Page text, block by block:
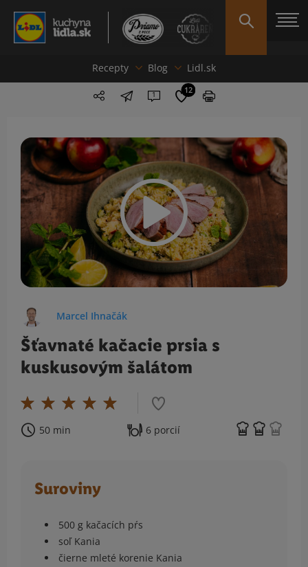
Recepty Blog Lidl.sk
1 12
Marcel Ihnačák
Šťavnaté kačacie prsia s
kuskusovým šalátom
50 min 6 porcií
Suroviny
500 g kačacích pŕs
soľ Kania
čierne mleté korenie Kania